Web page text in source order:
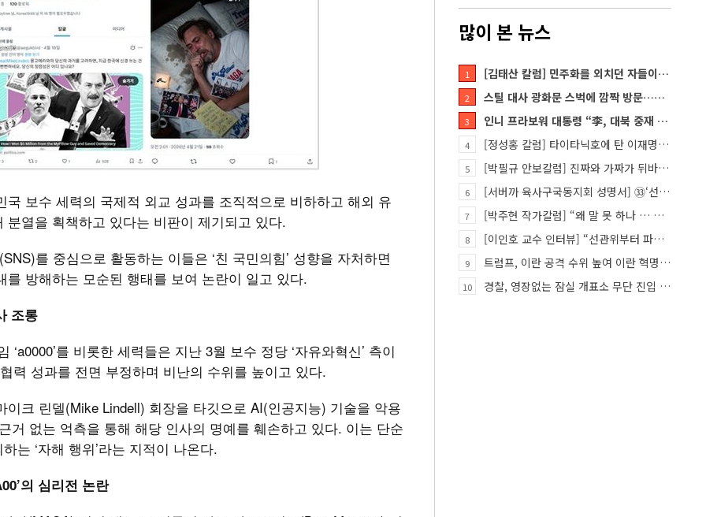
보수 세력의 국제적 외교 성과를 조직적으로 비하하고 해외 유
열을 획책하고 있다는 비판이 제기되고 있다.
를 중심으로 활동하는 이들은 ‘친 국민의힘’ 성향을 자처하면
방해하는 모순된 행태를 보여 논란이 일고 있다.
조롱
를 비롯한 세력들은 지난 3월 보수 정당 ‘자유와혁신’ 측이
력 성과를 전면 부정하며 비난의 수위를 높이고 있다.
크 린델(Mike Lindell) 회장을 타깃으로 AI(인공지능) 기술을 악용
거 없는 억측을 통해 해당 인사의 명예를 훼손하고 있다. 이는 단순
는 ‘자해 행위’라는 지적이 나온다.
의 심리전 논란
많이 본 뉴스
1 [김태산 칼럼] 민주화를 외치던 자들이 대한민국의 적이고 간첩이었다
2 스틸 대사 광화문 스벅에 깜짝 방문…메시지?
3 인니 프라보워 대통령 “李, 대북 중재 요청했다”
4 [정성홍 칼럼] 타이타닉호에 탄 이재명 정권
5 [박필규 안보칼럼] 진짜와 가짜가 뒤바뀐 혼돈의 시대, 안보 파탄은 막아야
6 [서버까 육사구국동지회 성명서] ㉝‘선관위 특검’은 ‘부정선거 특검’으로 명명하고 박주현 변호사를 ‘특검…
7 [박주현 작가칼럼] “왜 말 못 하나 … 경기도 재정 파탄의 진짜 원인을”
8 [이인호 교수 인터뷰] “선관위부터 파고들어야…책임자 직접 고발하라”
9 트럼프, 이란 공격 수위 높여 이란 혁명 가능성 열어
10 경찰, 영장없는 잠실 개표소 무단 진입 홀로 막은 ‘올다르크’ 불구속 송치